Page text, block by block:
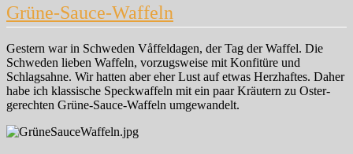
Grüne-Sauce-Waffeln
Gestern war in Schweden Våffeldagen, der Tag der Waffel. Die
Schweden lieben Waffeln, vorzugsweise mit Konfitüre und
Schlagsahne. Wir hatten aber eher Lust auf etwas Herzhaftes. Daher
habe ich klassische Speckwaffeln mit ein paar Kräutern zu Oster-
gerechten Grüne-Sauce-Waffeln umgewandelt.